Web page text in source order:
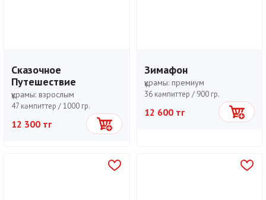
Сказочное
Путешествие
құрамы: взрослым
47 кәмпиттер /1000 гр.
12 300 тг Себетке
Зимафон
құрамы: премиум
36 кәмпиттер / 900 гр.
12 600 тг Себетке